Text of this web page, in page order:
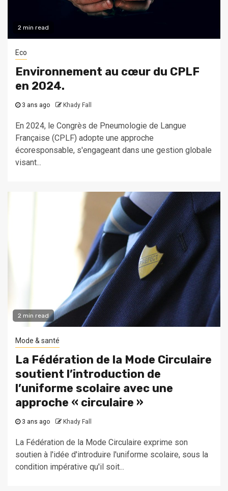
2 min read
Eco
Environnement au cœur du CPLF
en 2024.
3 ans ago Khady Fall
En 2024, le Congrès de Pneumologie de Langue
Française (CPLF) adopte une approche
écoresponsable, s'engageant dans une gestion globale
visant...
2 min read
Mode & santé
La Fédération de la Mode Circulaire
soutient l’introduction de
l’uniforme scolaire avec une
approche « circulaire »
3 ans ago Khady Fall
La Fédération de la Mode Circulaire exprime son
soutien à l'idée d'introduire l'uniforme scolaire, sous la
condition impérative qu'il soit...